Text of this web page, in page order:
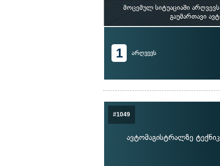
მოცემულ სიტუაციაში
გაუმართავი
1 არღვევს
#1049
ავტომაგისტრალზე